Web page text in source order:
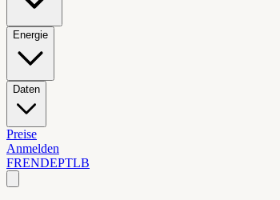
Energie
Daten
Preise
Anmelden
FRENDEPTLB